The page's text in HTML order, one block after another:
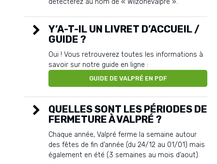
détecterez au nom de « WiizoneValpré ».
Y’A-T-IL UN LIVRET D’ACCUEIL /
GUIDE ?
Oui ! Vous retrouverez toutes les informations à
savoir sur notre guide en ligne :
GUIDE DE VALPRÉ EN PDF
QUELLES SONT LES PÉRIODES DE
FERMETURE À VALPRÉ ?
Chaque année, Valpré ferme la semaine autour
des fêtes de fin d’année (du 24/12 au 01/01) mais
également en été (3 semaines au mois d’aout).